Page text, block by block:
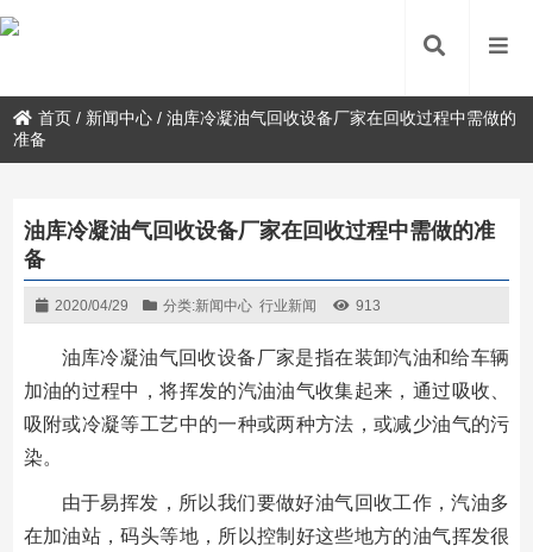
首页 / 新闻中心 /油库冷凝油气回收设备厂家在回收过程中需做的
准备
油库冷凝油气回收设备厂家在回收过程中需做的准
备
2020/04/29 分类:新闻中心 行业新闻 913
油库冷凝油气回收设备厂家是指在装卸汽油和给车辆
加油的过程中，将挥发的汽油油气收集起来，通过吸收、
吸附或冷凝等工艺中的一种或两种方法，或减少油气的污
染。
由于易挥发，所以我们要做好油气回收工作，汽油多
在加油站，码头等地，所以控制好这些地方的油气挥发很